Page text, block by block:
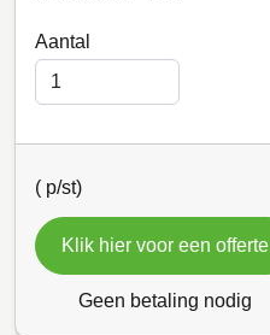
Aantal
( p/st)
Klik hier voor een offerte
Geen betaling nodig